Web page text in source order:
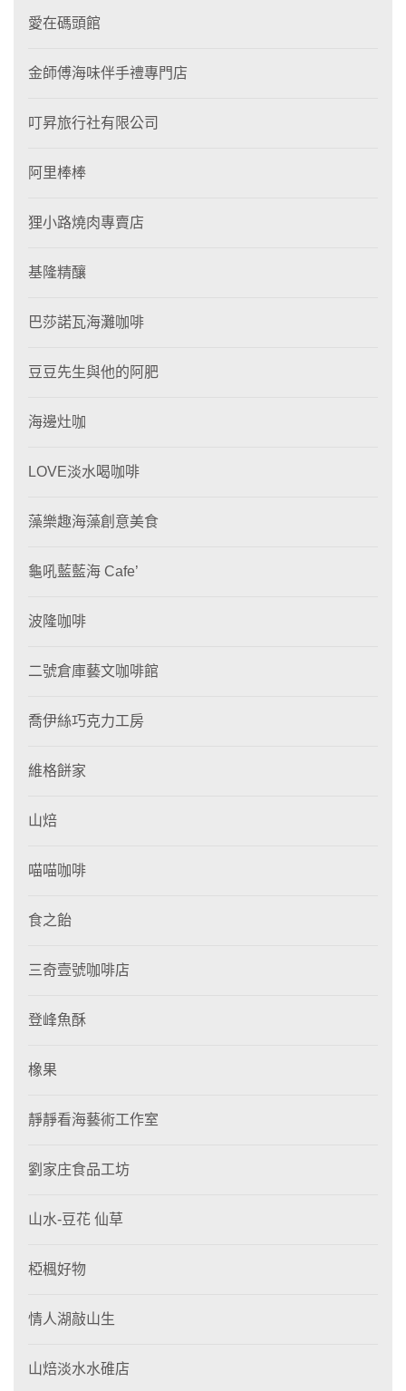
愛在碼頭館
金師傅海味伴手禮專門店
叮昇旅行社有限公司
阿里棒棒
狸⼩路燒肉專賣店
基隆精釀
巴莎諾瓦海灘咖啡
豆豆先生與他的阿肥
海邊灶咖
LOVE淡水喝咖啡
藻樂趣海藻創意美食
龜吼藍藍海 Cafe’
波隆咖啡
二號倉庫藝文咖啡館
喬伊絲巧克力工房
維格餅家
山焙
喵喵咖啡
食之飴
三奇壹號咖啡店
登峰魚酥
橡果
靜靜看海藝術工作室
劉家庄食品工坊
山水-豆花 仙草
椏楓好物
情人湖敲山生
山焙淡水水碓店